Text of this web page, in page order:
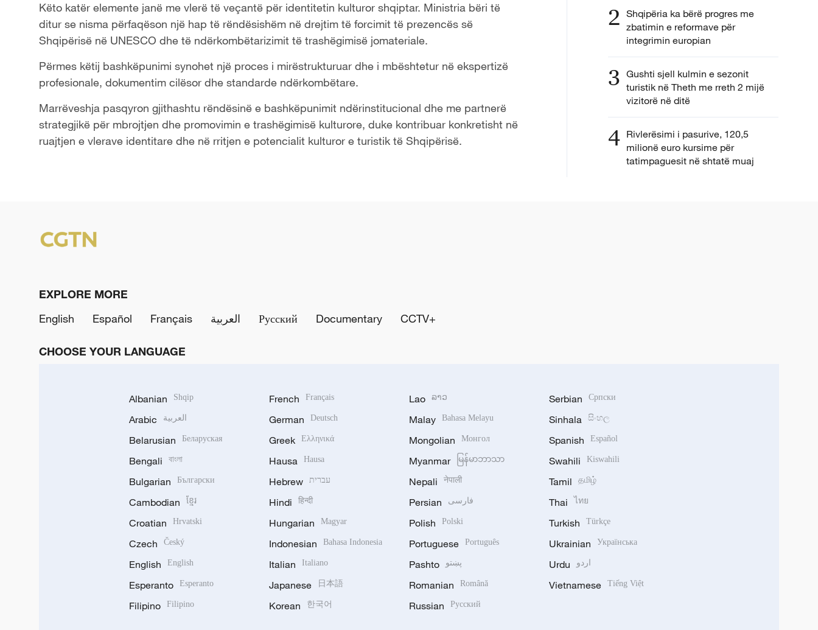
Këto katër elemente janë me vlerë të veçantë për identitetin kulturor shqiptar. Ministria bëri të
ditur se nisma përfaqëson një hap të rëndësishëm në drejtim të forcimit të prezencës së
Shqipërisë në UNESCO dhe të ndërkombëtarizimit të trashëgimisë jomateriale.
Përmes këtij bashkëpunimi synohet një proces i mirëstrukturuar dhe i mbështetur në ekspertizë
profesionale, dokumentim cilësor dhe standarde ndërkombëtare.
Marrëveshja pasqyron gjithashtu rëndësinë e bashkëpunimit ndërinstitucional dhe me partnerë
strategjikë për mbrojtjen dhe promovimin e trashëgimisë kulturore, duke kontribuar konkretisht në
ruajtjen e vlerave identitare dhe në rritjen e potencialit kulturor e turistik të Shqipërisë.
2 Shqipëria ka bërë progres me
zbatimin e reformave për
integrimin europian
3 Gushti sjell kulmin e sezonit
turistik në Theth me rreth 2 mijë
vizitorë në ditë
4 Rivlerësimi i pasurive, 120,5
milionë euro kursime për
tatimpaguesit në shtatë muaj
EXPLORE MORE
English
Español Français العربية Русский Documentary CCTV+
CHOOSE YOUR LANGUAGE
Albanian Shqip
Arabic العربية
Belarusian Беларуская
Bengali বাংলা
Bulgarian Български
Cambodian ខ្មែរ
Croatian Hrvatski
Czech Český
English English
Esperanto Esperanto
Filipino Filipino
French Français
German Deutsch
Greek Ελληνικά
Hausa Hausa
Hebrew עברית
Hindi हिन्दी
Hungarian Magyar
Indonesian Bahasa Indonesia
Italian Italiano
Japanese 日本語
Korean 한국어
Lao ລາວ
Malay Bahasa Melayu
Mongolian Монгол
Myanmar မြန်မာဘာသာ
Nepali नेपाली
Persian فارسی
Polish Polski
Portuguese Português
Pashto پښتو
Romanian Română
Russian Русский
Serbian Српски
Sinhala සිංහල
Spanish Español
Swahili Kiswahili
Tamil தமிழ்
Thai ไทย
Turkish Türkçe
Ukrainian Українська
Urdu اردو
Vietnamese Tiếng Việt